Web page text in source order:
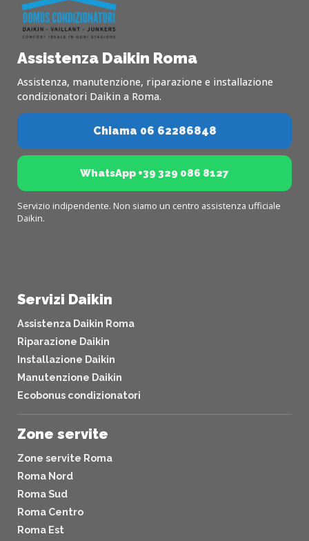
Assistenza Daikin Roma
Assistenza, manutenzione, riparazione e installazione
condizionatori Daikin a Roma.
Chiama 06 62286848
WhatsApp +39 329 086 8127
Servizio indipendente. Non siamo un centro assistenza ufficiale
Daikin.
Servizi Daikin
Assistenza Daikin Roma
Riparazione Daikin
Installazione Daikin
Manutenzione Daikin
Ecobonus condizionatori
Zone servite
Zone servite Roma
Roma Nord
Roma Sud
Roma Centro
Roma Est